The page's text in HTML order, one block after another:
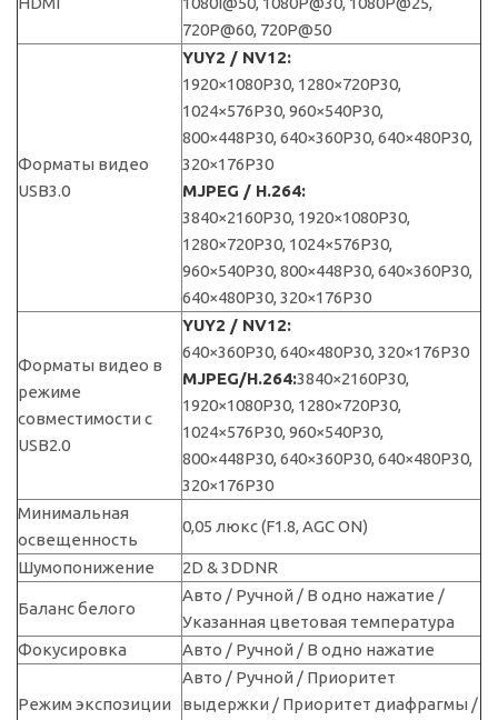
720P@60, 720P@50
Форматы видео
USB3.0
YUY2 / NV12:
1920×1080P30, 1280×720P30,
1024×576P30, 960×540P30,
800×448P30, 640×360P30, 640×480P30,
320×176P30
MJPEG / H.264:
3840×2160P30, 1920×1080P30,
1280×720P30, 1024×576P30,
960×540P30, 800×448P30, 640×360P30,
640×480P30, 320×176P30
Форматы видео в
режиме
совместимости с
USB2.0
YUY2 / NV12:
640×360P30, 640×480P30, 320×176P30
MJPEG/H.264:3840×2160P30,
1920×1080P30, 1280×720P30,
1024×576P30, 960×540P30,
800×448P30, 640×360P30, 640×480P30,
320×176P30
Минимальная
освещенность
0,05 люкс (F1.8, AGC ON)
Шумопонижение 2D & 3DDNR
Баланс белого
Авто / Ручной / В одно нажатие /
Указанная цветовая температура
Фокусировка
Авто / Ручной / В одно нажатие
Режим экспозиции
Авто / Ручной / Приоритет
выдержки / Приоритет диафрагмы /